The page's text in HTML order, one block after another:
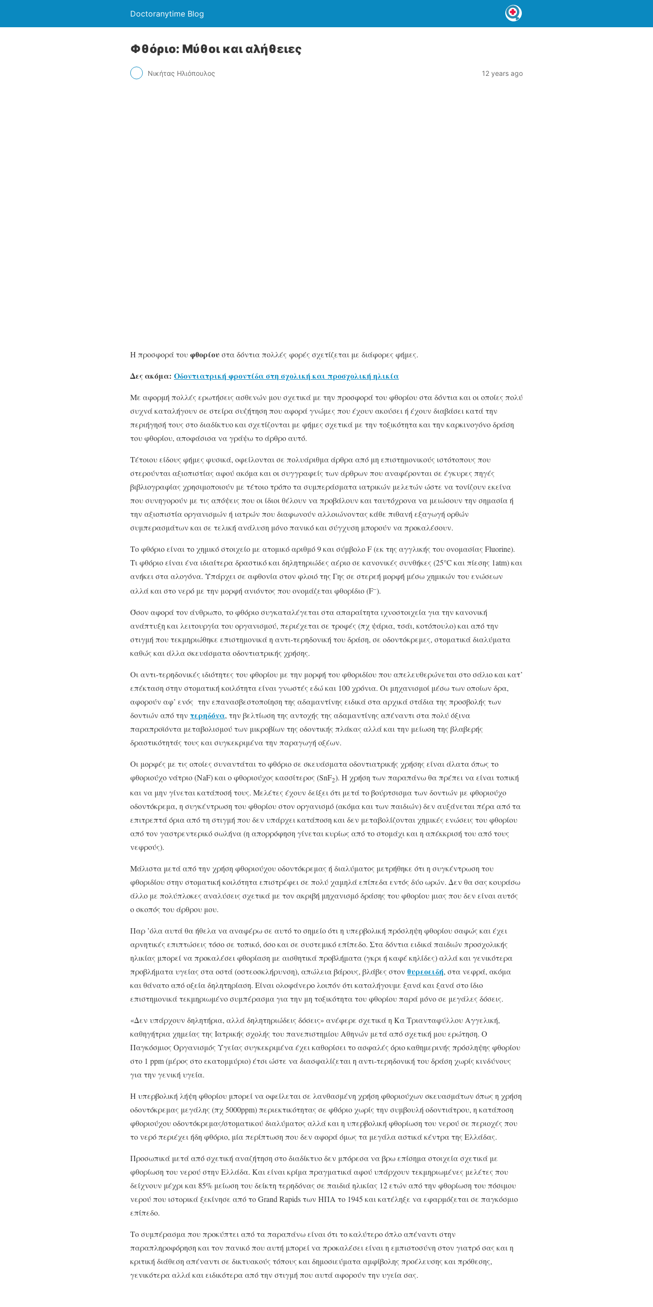
Doctoranytime Blog
Φθόριο: Μύθοι και αλήθειες
Νικήτας Ηλιόπουλος 12 years ago
Η προσφορά τουφθορίουστα δόντια πολλές φορές σχετίζεται με διάφορες φήμες.
Δες ακόμα: Οδοντιατρική φροντίδα στη σχολική και προσχολική ηλικία
Με αφορμή πολλές ερωτήσεις ασθενών μου σχετικά με την προσφορά του φθορίου στα δόντια και οι οποίες πολύ
συχνά καταλήγουν σε στείρα συζήτηση που αφορά γνώμες που έχουν ακούσει ή έχουν διαβάσει κατά την
περιήγησή τους στο διαδίκτυο και σχετίζονται με φήμες σχετικά με την τοξικότητα και την καρκινογόνο δράση
του φθορίου, αποφάσισα να γράψω το άρθρο αυτό.
Τέτοιου είδους φήμες φυσικά, οφείλονται σε πολυάριθμα άρθρα από μη επιστημονικούς ιστότοπους που
στερούνται αξιοπιστίας αφού ακόμα και οι συγγραφείς των άρθρων που αναφέρονται σε έγκυρες πηγές
βιβλιογραφίας χρησιμοποιούν με τέτοιο τρόπο τα συμπεράσματα ιατρικών μελετών ώστε να τονίζουν εκείνα
που συνηγορούν με τις απόψεις που οι ίδιοι θέλουν να προβάλουν και ταυτόχρονα να μειώσουν την σημασία ή
την αξιοπιστία οργανισμών ή ιατρών που διαφωνούν αλλοιώνοντας κάθε πιθανή εξαγωγή ορθών
συμπερασμάτων και σε τελική ανάλυση μόνο πανικό και σύγχυση μπορούν να προκαλέσουν.
Το φθόριο είναι το χημικό στοιχείο με ατομικό αριθμό 9 και σύμβολο F (εκ της αγγλικής του ονομασίας Fluorine).
Τι φθόριο είναι ένα ιδιαίτερα δραστικό και δηλητηριώδες αέριο σε κανονικές συνθήκες (25°C και πίεσης 1atm) και
ανήκει στα αλογόνα. Υπάρχει σε αφθονία στον φλοιό της Γης σε στερεή μορφή μέσω χημικών του ενώσεων
αλλά και στο νερό με την μορφή ανιόντος που ονομάζεται φθορίδιο (F–).
Όσον αφορά τον άνθρωπο, το φθόριο συγκαταλέγεται στα απαραίτητα ιχνοστοιχεία για την κανονική
ανάπτυξη και λειτουργία του οργανισμού, περιέχεται σε τροφές (πχ ψάρια, τσάι, κοτόπουλο) και από την
στιγμή που τεκμηριώθηκε επιστημονικά η αντι-τερηδονική του δράση, σε οδοντόκρεμες, στοματικά διαλύματα
καθώς και άλλα σκευάσματα οδοντιατρικής χρήσης.
Οι αντι-τερηδονικές ιδιότητες του φθορίου με την μορφή του φθοριδίου που απελευθερώνεται στο σάλιο και κατ’
επέκταση στην στοματική κοιλότητα είναι γνωστές εδώ και 100 χρόνια. Οι μηχανισμοί μέσω των οποίων δρα,
αφορούν αφ’ ενός την επανασβεστοποίηση της αδαμαντίνης ειδικά στα αρχικά στάδια της προσβολής των
δοντιών από την τερηδόνα, την βελτίωση της αντοχής της αδαμαντίνης απέναντι στα πολύ όξινα
παραπροϊόντα μεταβολισμού των μικροβίων της οδοντικής πλάκας αλλά και την μείωση της βλαβερής
δραστικότητάς τους και συγκεκριμένα την παραγωγή οξέων.
Οι μορφές με τις οποίες συναντάται το φθόριο σε σκευάσματα οδοντιατρικής χρήσης είναι άλατα όπως το
φθοριούχο νάτριο (NaF) και ο φθοριούχος κασσίτερος (SnF2). Η χρήση των παραπάνω θα πρέπει να είναι τοπική
και να μην γίνεται κατάποσή τους. Μελέτες έχουν δείξει ότι μετά το βούρτσισμα των δοντιών με φθοριούχο
οδοντόκρεμα, η συγκέντρωση του φθορίου στον οργανισμό (ακόμα και των παιδιών) δεν αυξάνεται πέρα από τα
επιτρεπτά όρια από τη στιγμή που δεν υπάρχει κατάποση και δεν μεταβολίζονται χημικές ενώσεις του φθορίου
από τον γαστρεντερικό σωλήνα (η απορρόφηση γίνεται κυρίως από το στομάχι και η απέκκρισή του από τους
νεφρούς).
Μάλιστα μετά από την χρήση φθοριούχου οδοντόκρεμας ή διαλύματος μετρήθηκε ότι η συγκέντρωση του
φθοριδίου στην στοματική κοιλότητα επιστρέφει σε πολύ χαμηλά επίπεδα εντός δύο ωρών. Δεν θα σας κουράσω
άλλο με πολύπλοκες αναλύσεις σχετικά με τον ακριβή μηχανισμό δράσης του φθορίου μιας που δεν είναι αυτός
ο σκοπός του άρθρου μου.
Παρ ’όλα αυτά θα ήθελα να αναφέρω σε αυτό το σημείο ότι η υπερβολική πρόσληψη φθορίου σαφώς και έχει
αρνητικές επιπτώσεις τόσο σε τοπικό, όσο και σε συστεμικό επίπεδο. Στα δόντια ειδικά παιδιών προσχολικής
ηλικίας μπορεί να προκαλέσει φθορίαση με αισθητικά προβλήματα (γκρι ή καφέ κηλίδες) αλλά και γενικότερα
προβλήματα υγείας στα οστά (οστεοσκλήρυνση), απώλεια βάρους, βλάβες στον θυρεοειδή, στα νεφρά, ακόμα
και θάνατο από οξεία δηλητηρίαση. Είναι ολοφάνερο λοιπόν ότι καταλήγουμε ξανά και ξανά στο ίδιο
επιστημονικά τεκμηριωμένο συμπέρασμα για την μη τοξικότητα του φθορίου παρά μόνο σε μεγάλες δόσεις.
«Δεν υπάρχουν δηλητήρια, αλλά δηλητηριώδεις δόσεις» ανέφερε σχετικά η Κα Τριανταφύλλου Αγγελική,
καθηγήτρια χημείας της Ιατρικής σχολής του πανεπιστημίου Αθηνών μετά από σχετική μου ερώτηση. Ο
Παγκόσμιος Οργανισμός Υγείας συγκεκριμένα έχει καθορίσει το ασφαλές όριο καθημερινής πρόσληψης φθορίου
στο 1 ppm (μέρος στο εκατομμύριο) έτσι ώστε να διασφαλίζεται η αντι-τερηδονική του δράση χωρίς κινδύνους
για την γενική υγεία.
Η υπερβολική λήψη φθορίου μπορεί να οφείλεται σε λανθασμένη χρήση φθοριούχων σκευασμάτων όπως η χρήση
οδοντόκρεμας μεγάλης (πχ 5000ppm) περιεκτικότητας σε φθόριο χωρίς την συμβουλή οδοντιάτρου, η κατάποση
φθοριούχου οδοντόκρεμας/στοματικού διαλύματος αλλά και η υπερβολική φθορίωση του νερού σε περιοχές που
το νερό περιέχει ήδη φθόριο, μία περίπτωση που δεν αφορά όμως τα μεγάλα αστικά κέντρα της Ελλάδας.
Προσωπικά μετά από σχετική αναζήτηση στο διαδίκτυο δεν μπόρεσα να βρω επίσημα στοιχεία σχετικά με
φθορίωση του νερού στην Ελλάδα. Και είναι κρίμα πραγματικά αφού υπάρχουν τεκμηριωμένες μελέτες που
δείχνουν μέχρι και 85% μείωση του δείκτη τερηδόνας σε παιδιά ηλικίας 12 ετών από την φθορίωση του πόσιμου
νερού που ιστορικά ξεκίνησε από το Grand Rapids των ΗΠΑ το 1945 και κατέληξε να εφαρμόζεται σε παγκόσμιο
επίπεδο.
Το συμπέρασμα που προκύπτει από τα παραπάνω είναι ότι το καλύτερο όπλο απέναντι στην
παραπληροφόρηση και τον πανικό που αυτή μπορεί να προκαλέσει είναι η εμπιστοσύνη στον γιατρό σας και η
κριτική διάθεση απέναντι σε δικτυακούς τόπους και δημοσιεύματα αμφίβολης προέλευσης και πρόθεσης,
γενικότερα αλλά και ειδικότερα από την στιγμή που αυτά αφορούν την υγεία σας.